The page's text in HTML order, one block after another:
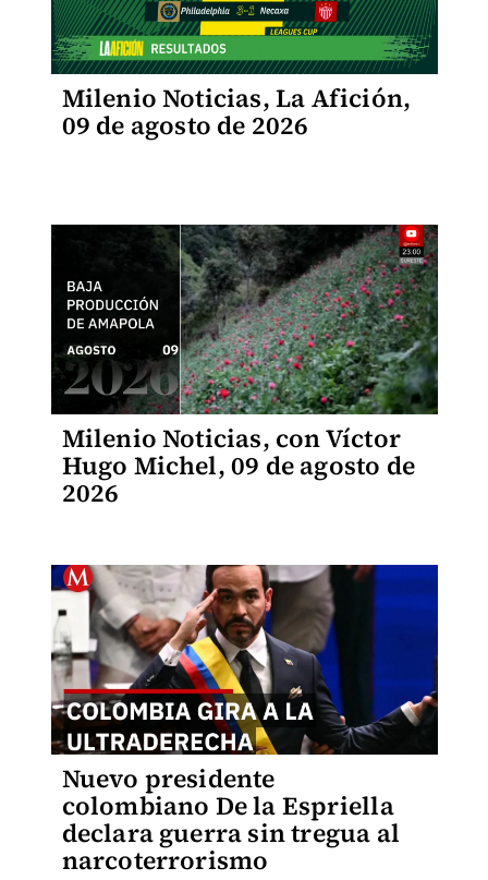
Milenio Noticias, La Afición,
09 de agosto de 2026
Milenio Noticias, con Víctor
Hugo Michel, 09 de agosto de
2026
Nuevo presidente
colombiano De la Espriella
declara guerra sin tregua al
narcoterrorismo